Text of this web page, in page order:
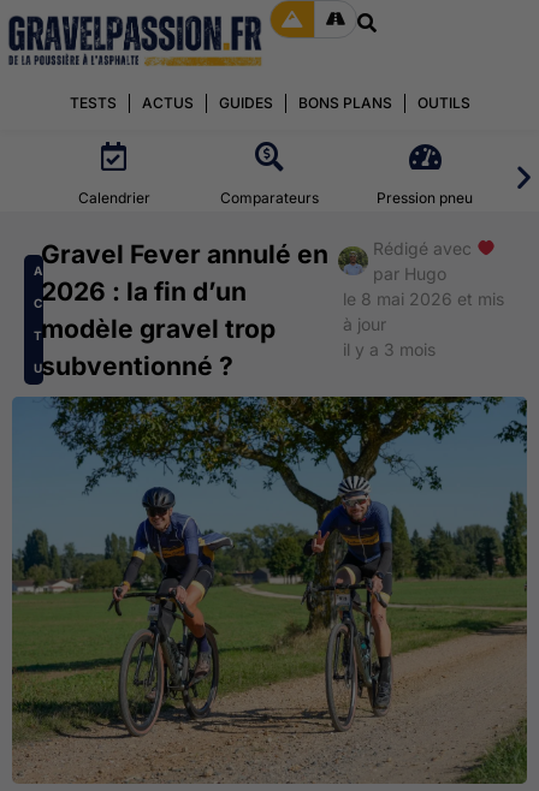
TESTS ACTUS GUIDES BONS PLANS OUTILS
Calendrier Comparateurs Pression pneu
A
C
T
U
Gravel Fever annulé en
2026 : la fin d’un
modèle gravel trop
subventionné ?
Rédigé avec
parHugo
le 8 mai 2026 et mis
à jour
il y a 3 mois